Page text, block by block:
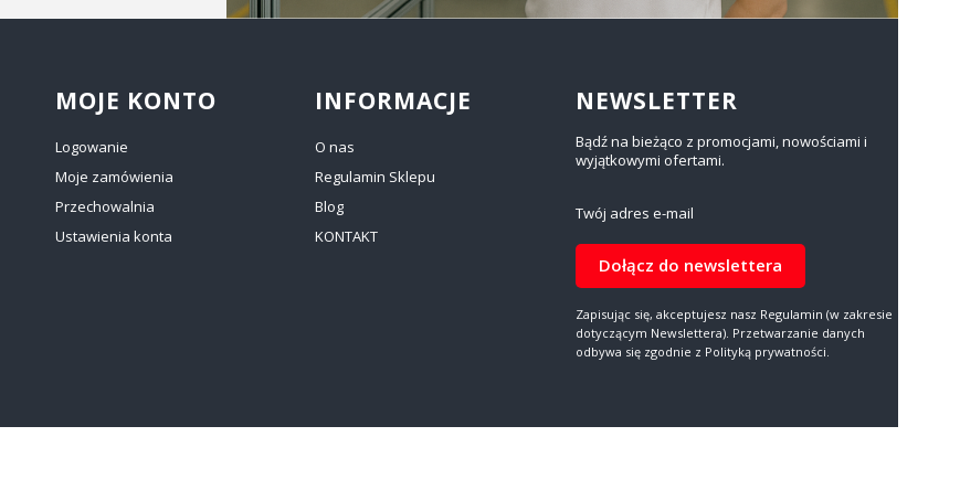
MOJE KONTO
Logowanie
Moje zamówienia
Przechowalnia
Ustawienia konta
INFORMACJE
O nas
Regulamin Sklepu
Blog
KONTAKT
NEWSLETTER
Bądź na bieżąco z promocjami, nowościami i
wyjątkowymi ofertami.
Twój adres e-mail
Dołącz do newslettera
Zapisując się, akceptujesz nasz Regulamin (w zakresie
dotyczącym Newslettera). Przetwarzanie danych
odbywa się zgodnie z Polityką prywatności.